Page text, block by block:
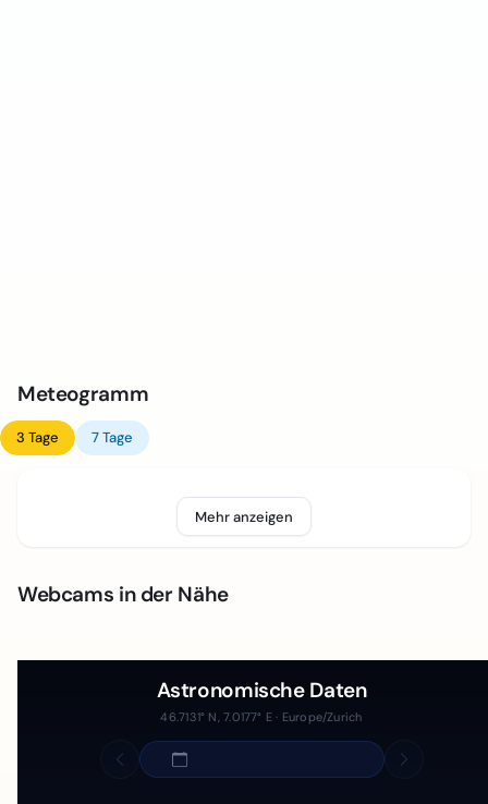
Meteogramm
3 Tage 7 Tage
Mehr anzeigen
Webcams in der Nähe
Astronomische Daten
46.7131° N, 7.0177° E · Europe/Zurich